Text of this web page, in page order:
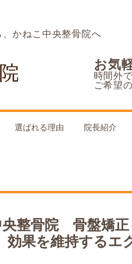
かねこ中央整骨院へ
お気
時間外
ご希望
選ばれる理由 院長紹介
整骨院 骨盤矯
効果を維持するエ